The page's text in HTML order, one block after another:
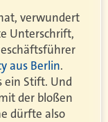
verwundert
Unterschrift,
aus Berlin.
ein Stift. Und
der bloßen
dürfte also